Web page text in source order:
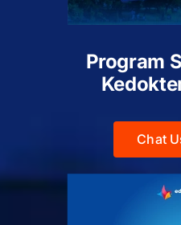
Program
Chat